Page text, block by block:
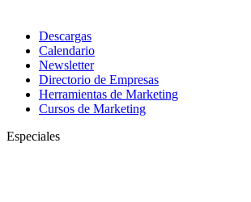
Descargas
Calendario
Newsletter
Directorio de Empresas
Herramientas de Marketing
Cursos de Marketing
Especiales